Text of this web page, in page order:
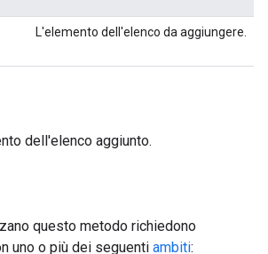
L'elemento dell'elenco da aggiungere.
dell'elenco aggiunto.
questo metodo richiedono
uno o più dei seguenti ambiti: